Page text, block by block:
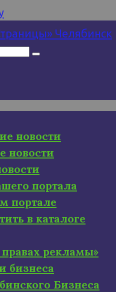
новости
новости
портала
портале
в каталоге
правах рекламы»
бизнеса
Бизнеса